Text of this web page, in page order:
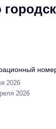
2026
2026